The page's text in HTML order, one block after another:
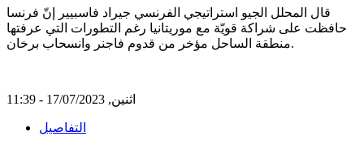
قال المحلل الجيو استراتيجي الفرنسي جيراد فاسبيير إنّ فرنسا
حافظت على شراكة قويّة مع موريتانيا رغم التطورات التي عرفتها
منطقة الساحل مؤخر من قدوم فاجنر وانسحاب برخان.
اثنين, 17/07/2023 - 11:39
التفاصيل